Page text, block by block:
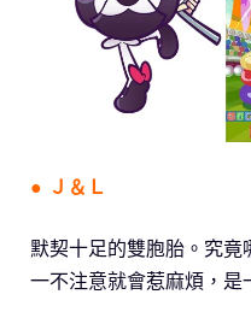
● Ｊ＆Ｌ
默契十足的雙胞胎。究竟
一不注意就會惹麻煩，是